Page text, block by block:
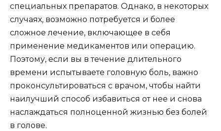
специальных препаратов. Однако, в некоторых
случаях, возможно потребуется и более
сложное лечение, включающее в себя
применение медикаментов или операцию.
Поэтому, если вы в течение длительного
времени испытываете головную боль, важно
проконсультироваться с врачом, чтобы найти
наилучший способ избавиться от нее и снова
наслаждаться полноценной жизнью без болей
в голове.